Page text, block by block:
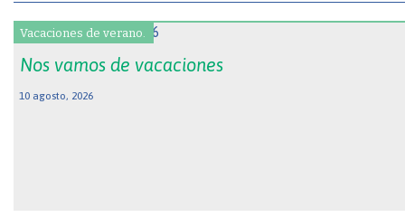
Vacaciones de verano.
Nos vamos de vacaciones
10 agosto, 2026